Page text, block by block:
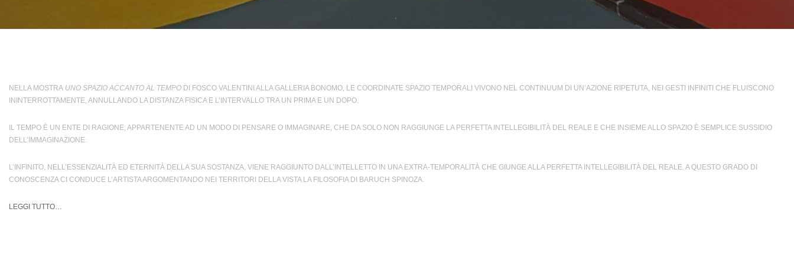
NELLA MOSTRA UNO SPAZIO ACCANTO AL TEMPO DI FOSCO VALENTINI ALLA GALLERIA BONOMO, LE COORDINATE SPAZIO TEMPORALI VIVONO NEL CONTINUUM DI UN’AZIONE RIPETUTA, NEI GESTI INFINITI CHE FLUISCONO
ININTERROTTAMENTE, ANNULLANDO LA DISTANZA FISICA E L’INTERVALLO TRA UN PRIMA E UN DOPO.
IL TEMPO È UN ENTE DI RAGIONE, APPARTENENTE AD UN MODO DI PENSARE O IMMAGINARE, CHE DA SOLO NON RAGGIUNGE LA PERFETTA INTELLEGIBILITÀ DEL REALE E CHE INSIEME ALLO SPAZIO È SEMPLICE SUSSIDIO
DELL’IMMAGINAZIONE.
L’INFINITO, NELL’ESSENZIALITÀ ED ETERNITÀ DELLA SUA SOSTANZA, VIENE RAGGIUNTO DALL’INTELLETTO IN UNA EXTRA-TEMPORALITÀ CHE GIUNGE ALLA PERFETTA INTELLEGIBILITÀ DEL REALE. A QUESTO GRADO DI
CONOSCENZA CI CONDUCE L’ARTISTA ARGOMENTANDO NEI TERRITORI DELLA VISTA LA FILOSOFIA DI BARUCH SPINOZA.
LEGGI TUTTO…